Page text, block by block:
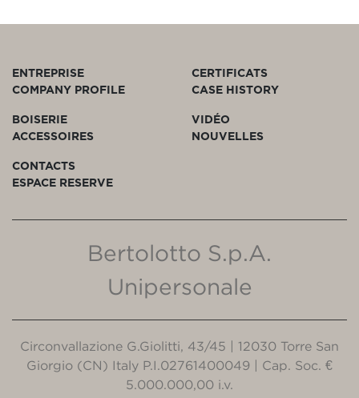
ENTREPRISE
COMPANY PROFILE
CERTIFICATS
CASE HISTORY
BOISERIE
ACCESSOIRES
VIDÉO
NOUVELLES
CONTACTS
ESPACE RESERVE
Bertolotto S.p.A.
Unipersonale
Circonvallazione G.Giolitti, 43/45 | 12030 Torre San
Giorgio (CN) Italy P.I.02761400049 | Cap. Soc. €
5.000.000,00 i.v.